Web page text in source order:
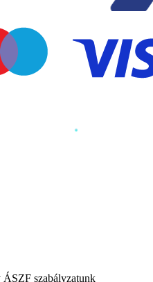
ÁSZF szabályzatunk